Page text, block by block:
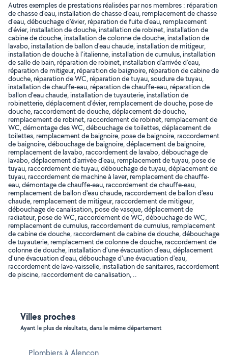
Autres exemples de prestations réalisées par nos membres : réparation
de chasse d'eau, installation de chasse d'eau, remplacement de chasse
d'eau, débouchage d'évier, réparation de fuite d'eau, remplacement
d'évier, installation de douche, installation de robinet, installation de
cabine de douche, installation de colonne de douche, installation de
lavabo, installation de ballon d'eau chaude, installation de mitigeur,
installation de douche à l'italienne, installation de cumulus, installation
de salle de bain, réparation de robinet, installation d'arrivée d'eau,
réparation de mitigeur, réparation de baignoire, réparation de cabine de
douche, réparation de WC, réparation de tuyau, soudure de tuyau,
installation de chauffe-eau, réparation de chauffe-eau, réparation de
ballon d'eau chaude, installation de tuyauterie, installation de
robinetterie, déplacement d'évier, remplacement de douche, pose de
douche, raccordement de douche, déplacement de douche,
remplacement de robinet, raccordement de robinet, remplacement de
WC, démontage des WC, débouchage de toilettes, déplacement de
toilettes, remplacement de baignoire, pose de baignoire, raccordement
de baignoire, débouchage de baignoire, déplacement de baignoire,
remplacement de lavabo, raccordement de lavabo, débouchage de
lavabo, déplacement d'arrivée d'eau, remplacement de tuyau, pose de
tuyau, raccordement de tuyau, débouchage de tuyau, déplacement de
tuyau, raccordement de machine à laver, remplacement de chauffe-
eau, démontage de chauffe-eau, raccordement de chauffe-eau,
remplacement de ballon d'eau chaude, raccordement de ballon d'eau
chaude, remplacement de mitigeur, raccordement de mitigeur,
débouchage de canalisation, pose de vasque, déplacement de
radiateur, pose de WC, raccordement de WC, débouchage de WC,
remplacement de cumulus, raccordement de cumulus, remplacement
de cabine de douche, raccordement de cabine de douche, débouchage
de tuyauterie, remplacement de colonne de douche, raccordement de
colonne de douche, installation d'une évacuation d'eau, déplacement
d'une évacuation d'eau, débouchage d'une évacuation d'eau,
raccordement de lave-vaisselle, installation de sanitaires, raccordement
de piscine, raccordement de canalisation, ..
Villes proches
Ayant le plus de résultats, dans le même département
Plombiers à Alençon